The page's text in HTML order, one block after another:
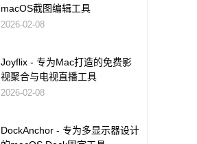
macOS截图编辑工具
2026-02-08
Joyflix - 专为Mac打造的免费影
视聚合与电视直播工具
2026-02-08
DockAnchor - 专为多显示器设计